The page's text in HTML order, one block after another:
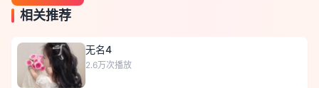
相关推荐
无名4
2.6万次播放